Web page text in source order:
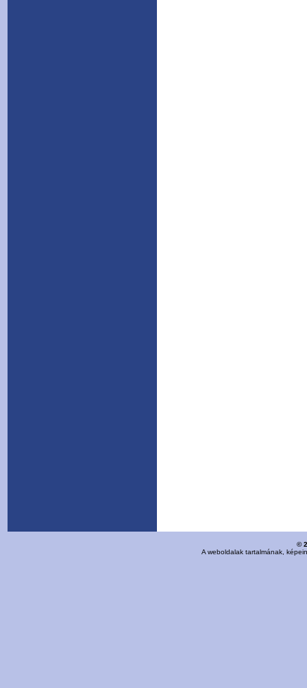
©
A weboldalak tartalmának,